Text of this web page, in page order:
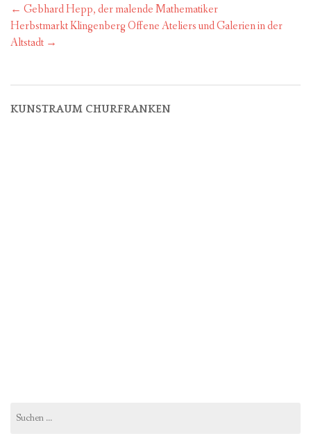
Post
navigation
← Gebhard Hepp, der malende Mathematiker
Herbstmarkt Klingenberg Offene Ateliers und Galerien in der
Altstadt →
KUNSTRAUM CHURFRANKEN
nach: